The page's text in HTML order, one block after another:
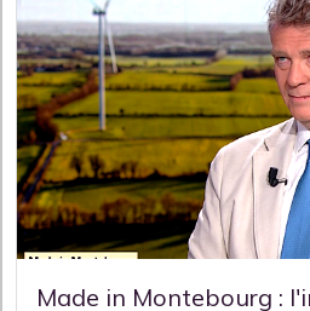
Made in Montebourg :